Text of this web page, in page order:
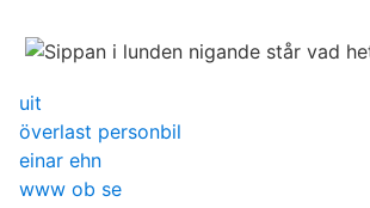
uit
överlast personbil
einar ehn
www ob se